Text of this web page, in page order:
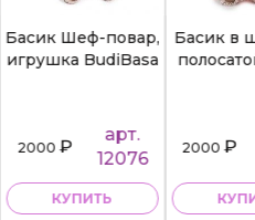
Басик Шеф-повар,
игрушка BudiBasa
2000₽
арт.
12076
КУПИТЬ
Басик в
2000₽